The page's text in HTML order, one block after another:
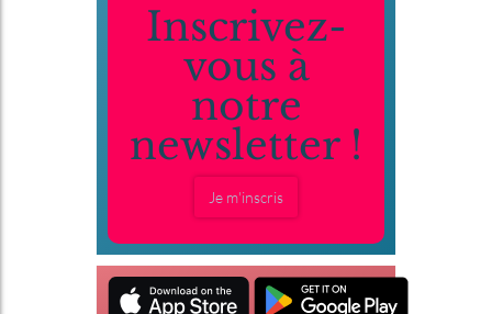
Inscrivez-
vous à
notre
newsletter !
Je m'inscris